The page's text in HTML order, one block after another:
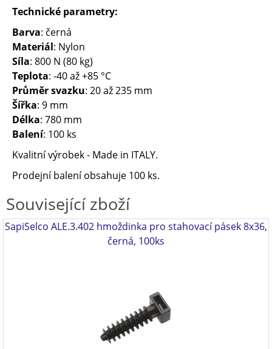
Technické parametry:
Barva: černá
Materiál: Nylon
Síla: 800 N (80 kg)
Teplota: -40 až +85 °C
Průměr svazku: 20 až 235 mm
Šířka: 9 mm
Délka: 780 mm
Balení: 100 ks
Kvalitní výrobek - Made in ITALY.
Prodejní balení obsahuje 100 ks.
Související zboží
SapiSelco ALE.3.402 hmoždinka pro stahovací pásek 8x36,
černá, 100ks